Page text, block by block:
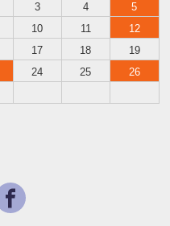
3 4
5
10 11
12
17 18
19
24 25
26